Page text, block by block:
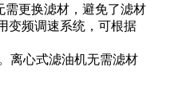
需更换滤材，避免了滤材
变频调速系统，可根据
离心式滤油机无需滤材